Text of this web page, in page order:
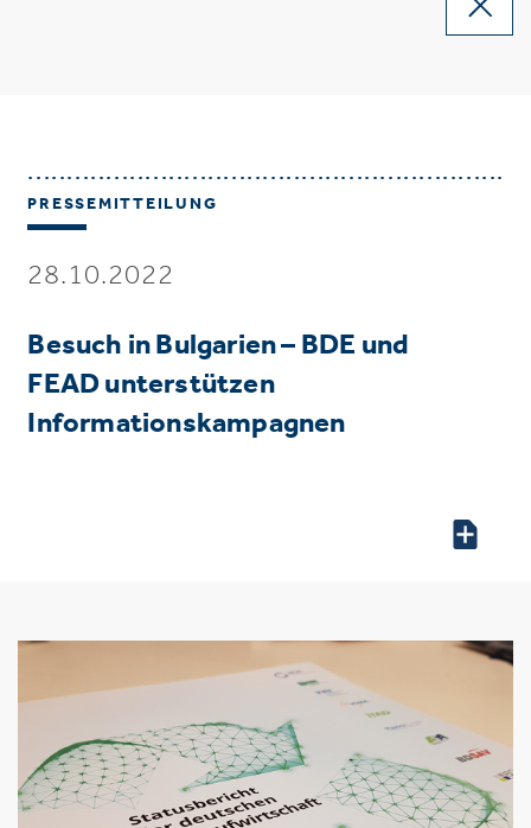
PRESSEMITTEILUNG
28.10.2022
Besuch in Bulgarien – BDE und
FEAD unterstützen
Informationskampagnen